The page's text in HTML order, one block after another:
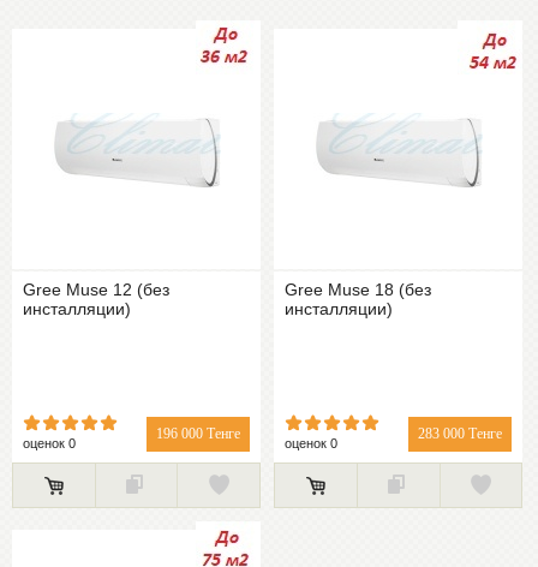
Gree Muse 12 (без
инсталляции)
196 000 Тенге
оценок 0
Gree Muse 18 (без
инсталляции)
283 000 Тенге
оценок 0